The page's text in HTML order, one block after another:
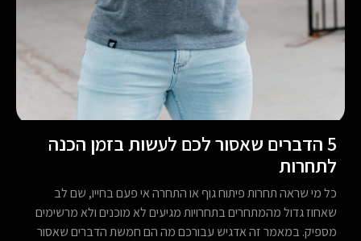
5 הדברים שאסור לכם לעשות בזמן הכנה
לתחרות
כל מי שראה תחרות פיתוח גוף או התחרה אי פעם בחייו, שם לב
שאחוז גדול מהמתחרים בתחרויות מגיעים לא מוכנים ולא מרשימים
מספיק. במאמר זה אדגיש עבורכם מה הם חמשת הדברים שאסור